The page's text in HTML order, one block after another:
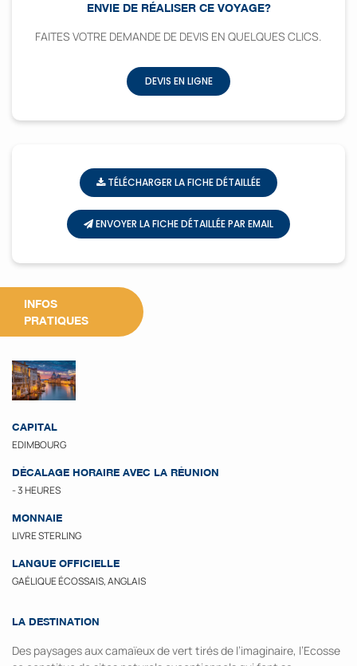
ENVIE DE RÉALISER CE VOYAGE?
FAITES VOTRE DEMANDE DE DEVIS EN QUELQUES CLICS.
DEVIS EN LIGNE
TÉLÉCHARGER LA FICHE DÉTAILLÉE
ENVOYER LA FICHE DÉTAILLÉE PAR EMAIL
INFOS
PRATIQUES
CAPITAL
EDIMBOURG
DÉCALAGE HORAIRE AVEC LA RÉUNION
- 3 HEURES
MONNAIE
LIVRE STERLING
LANGUE OFFICIELLE
GAÉLIQUE ÉCOSSAIS, ANGLAIS
LA DESTINATION
Des paysages aux camaïeux de vert tirés de l’imaginaire, l’Ecosse